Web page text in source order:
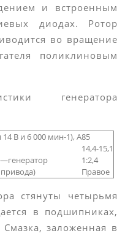
и встроенным
диодах. Ротор
во вращение
поликлиновым
генератора
В и 6 000 мин-1), А85
14,4-15,1
1:2,4
Правое
стянуты четырьмя
в подшипниках,
заложенная в